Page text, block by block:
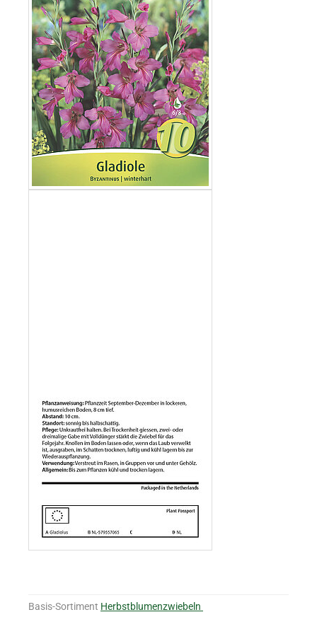
Basis-Sortiment Herbstblumenzwiebeln